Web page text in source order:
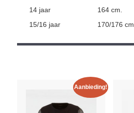
14 jaar
164 cm.
15/16 jaar
170/176 cm.
Aanbieding!